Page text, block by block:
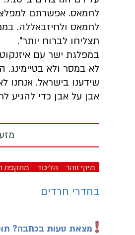
לחמאס. אפשרתם
לחמאס ולחיזבאללה.
תצליחו לברוח יותר".
לא במסר ולא בטיימינג.
שידענו בישראל.
אבן על אבן כדי להגיע
מיקי זוהר הליכוד מתקפת ה-7
בחדרי חרדים
מצאת טעות בכתבה?